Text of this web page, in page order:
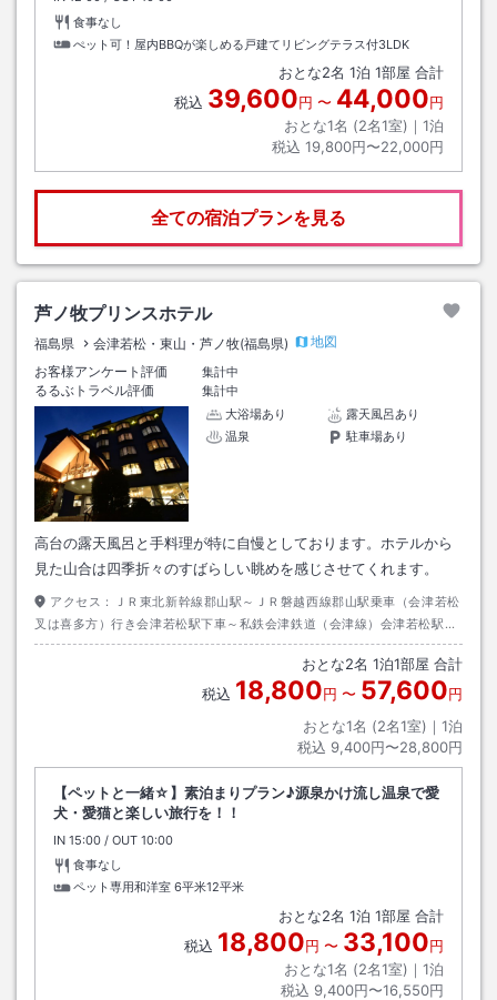
食事なし
ぺット可！屋内BBQが楽しめる戸建てリビングテラス付3LDK
おとな2名 1泊 1部屋 合計
税込 39,600円 〜 44,000円
おとな1名 (2名1室)｜ 1泊
税込 19,800円〜22,000円
全ての宿泊プランを見る
芦ノ牧プリンスホテル
福島県 会津若松・東山・芦ノ牧(福島県)
地図
お客様アンケート評価
集計中
るるぶトラベル評価
集計中
大浴場あり
露天風呂あり
温泉
駐車場あり
高台の露天風呂と手料理が特に自慢としております。ホテルから
見た山合は四季折々のすばらしい眺めを感じさせてくれます。
アクセス：
ＪＲ東北新幹線郡山駅～ＪＲ磐越西線郡山駅乗車（会津若松
叉は喜多方）行き会津若松駅下車～私鉄会津鉄道（会津線）会津若松駅乗
車（会津田島）行き芦ノ牧温泉駅下車～徒歩（約４０分）またはタクシー
おとな2名 1泊1部屋 合計
税込 18,800円 〜 57,600円
おとな1名 (2名1室)｜ 1泊
税込 9,400円〜28,800円
【ペットと一緒☆】素泊まりプラン♪源泉かけ流し温泉で愛
犬・愛猫と楽しい旅行を！！
IN チェックイン
15:00 / OUT チェックアウト
10:00
食事なし
ペット専用和洋室 6平米12平米
おとな2名 1泊 1部屋 合計
税込 18,800円 〜 33,100円
おとな1名 (2名1室)｜ 1泊
税込 9,400円〜16,550円